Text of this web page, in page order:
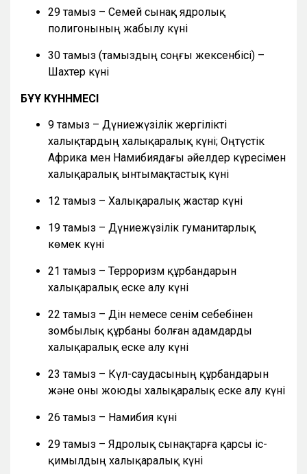
29 тамыз – Семей сынақ ядролық
полигонының жабылу күні
30 тамыз (тамыздың соңғы жексенбісі) –
Шахтер күні
БҰҰ КҮННӘМЕСІ
9 тамыз – Дүниежүзілік жергілікті
халықтардың халықаралық күні; Оңтүстік
Африка мен Намибиядағы әйелдер күресімен
халықаралық ынтымақтастық күні
12 тамыз – Халықаралық жастар күні
19 тамыз – Дүниежүзілік гуманитарлық
көмек күні
21 тамыз – Терроризм құрбандарын
халықаралық еске алу күні
22 тамыз – Дін немесе сенім себебінен
зомбылық құрбаны болған адамдарды
халықаралық еске алу күні
23 тамыз – Күл-саудасының құрбандарын
және оны жоюды халықаралық еске алу күні
26 тамыз – Намибия күні
29 тамыз – Ядролық сынақтарға қарсы іс-
қимылдың халықаралық күні